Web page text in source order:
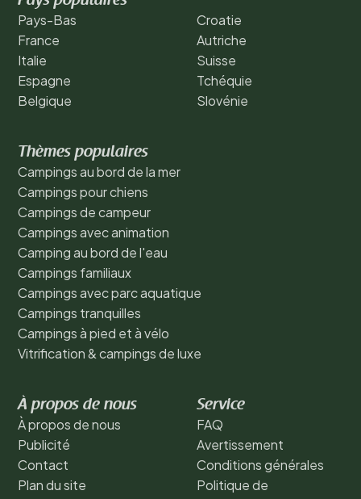
Pays-Bas
France
Italie
Espagne
Belgique
Croatie
Autriche
Suisse
Tchéquie
Slovénie
Thèmes populaires
Campings au bord de la mer
Campings pour chiens
Campings de campeur
Campings avec animation
Camping au bord de l'eau
Campings familiaux
Campings avec parc aquatique
Campings tranquilles
Campings à pied et à vélo
Vitrification & campings de luxe
À propos de nous
À propos de nous
Publicité
Contact
Plan du site
Service
FAQ
Avertissement
Conditions générales
Politique de